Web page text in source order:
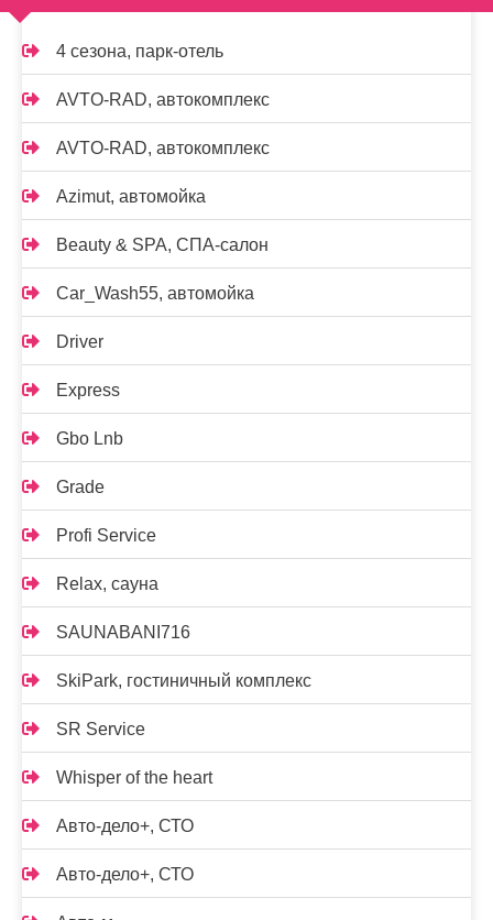
4 сезона, парк-отель
AVTO-RAD, автокомплекс
AVTO-RAD, автокомплекс
Azimut, автомойка
Beauty & SPA, СПА-салон
Car_Wash55, автомойка
Driver
Express
Gbo Lnb
Grade
Profi Service
Relax, сауна
SAUNABANI716
SkiPark, гостиничный комплекс
SR Service
Whisper of the heart
Авто-дело+, СТО
Авто-дело+, СТО